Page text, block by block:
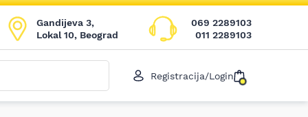
Gandijeva 3,
Lokal 10, Beograd
069 2289103
011 2289103
Registracija/Login